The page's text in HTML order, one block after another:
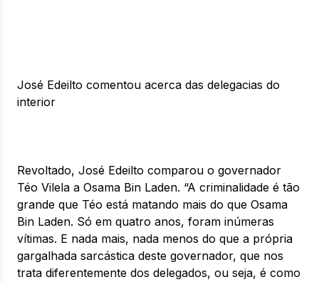
José Edeilto comentou acerca das delegacias do
interior
Revoltado, José Edeilto comparou o governador
Téo Vilela a Osama Bin Laden. “A criminalidade é tão
grande que Téo está matando mais do que Osama
Bin Laden. Só em quatro anos, foram inúmeras
vítimas. E nada mais, nada menos do que a própria
gargalhada sarcástica deste governador, que nos
trata diferentemente dos delegados, ou seja, é como